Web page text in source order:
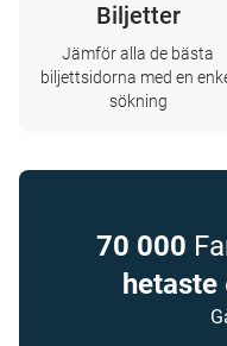
Biljetter
Jämför alla de bästa
biljettsidorna med en
sökning
70 000
hetaste